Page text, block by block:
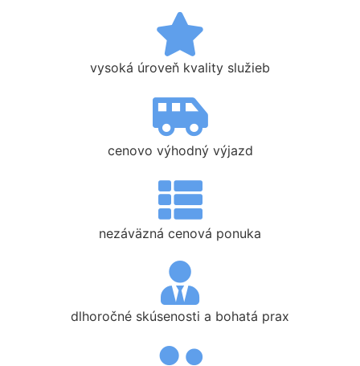
vysoká úroveň kvality služieb
cenovo výhodný výjazd
nezáväzná cenová ponuka
dlhoročné skúsenosti a bohatá prax